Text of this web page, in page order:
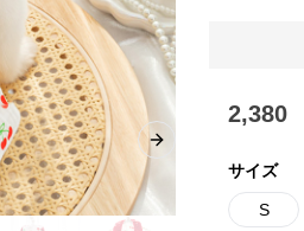
Next slide
2,380
サイズ
S